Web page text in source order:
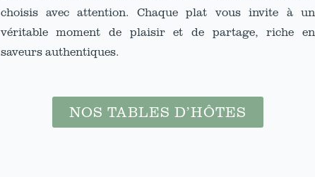
choisis avec attention. Chaque plat vous invite à un
véritable moment de plaisir et de partage, riche en
saveurs authentiques.
NOS TABLES D’HÔTES